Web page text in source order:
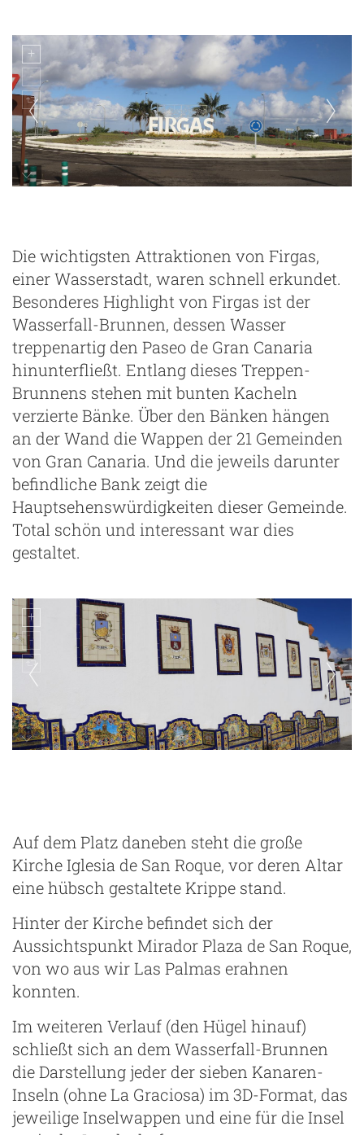
Die wichtigsten Attraktionen von Firgas,
einer Wasserstadt, waren schnell erkundet.
Besonderes Highlight von Firgas ist der
Wasserfall-Brunnen, dessen Wasser
treppenartig den Paseo de Gran Canaria
hinunterfließt. Entlang dieses Treppen-
Brunnens stehen mit bunten Kacheln
verzierte Bänke. Über den Bänken hängen
an der Wand die Wappen der 21 Gemeinden
von Gran Canaria. Und die jeweils darunter
befindliche Bank zeigt die
Hauptsehenswürdigkeiten dieser Gemeinde.
Total schön und interessant war dies
gestaltet.
Auf dem Platz daneben steht die große
Kirche Iglesia de San Roque, vor deren Altar
eine hübsch gestaltete Krippe stand.
Hinter der Kirche befindet sich der
Aussichtspunkt Mirador Plaza de San Roque,
von wo aus wir Las Palmas erahnen
konnten.
Im weiteren Verlauf (den Hügel hinauf)
schließt sich an dem Wasserfall-Brunnen
die Darstellung jeder der sieben Kanaren-
Inseln (ohne La Graciosa) im 3D-Format, das
jeweilige Inselwappen und eine für die Insel